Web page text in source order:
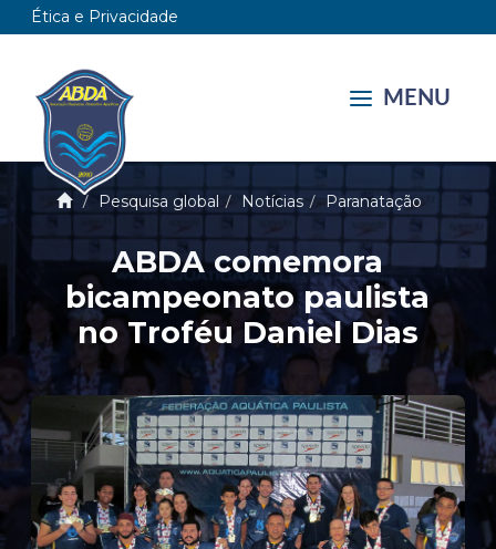
Ética e Privacidade
MENU
Pesquisa global Notícias Paranatação
ABDA comemora
bicampeonato paulista
no Troféu Daniel Dias